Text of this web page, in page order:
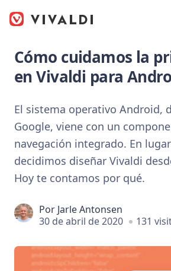
Cómo cuidamos la
en Vivaldi para
El sistema operativo Android,
Google, viene con un
navegación integrado. En
decidimos diseñar Vivaldi
Hoy te contamos por qué.
Por Jarle Antonsen
30 de abril de 2020
131